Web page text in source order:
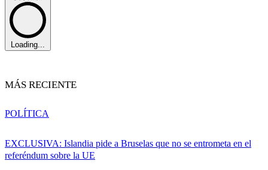
Loading...
MÁS RECIENTE
EXCLUSIVA: Islandia pide a Bruselas que no se entrometa en el
referéndum sobre la UE
POLÍTICA